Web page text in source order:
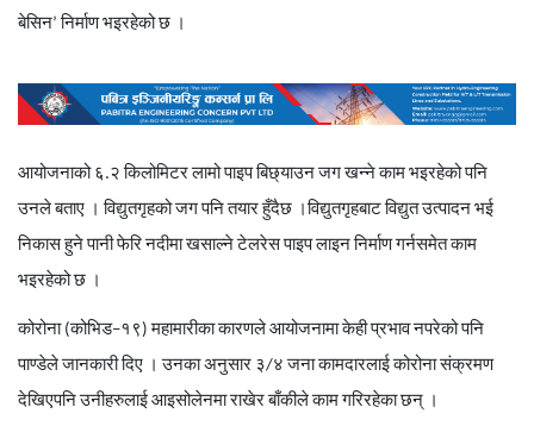
बेसिन’निर्माण भइरहेको छ ।
आयोजनाको ६ .२ किलोमिटर लामो पाइप बिछ्याउन जग खन्ने काम भइरहेको पनि
उनले बताए विद्युतगृहको जग पनि तयार हुँदैछ ।विद्युतगृहबाट विद्युत उत्पादन भई
निकास हुने पानी फेरि नदीमा खसाल्ने टेलरेस पाइप लाइन निर्माण गर्नसमेत काम
भइरहेको छ
कोरोना(कोभिड–१९ )महामारीका कारणले आयोजनामा केही प्रभाव नपरेको पनि
पाण्डेले जानकारी दिए उनका अनुसार ३/४ जना कामदारलाई कोरोना संक्रमण
देखिएपनि उनीहरुलाई आइसोलेनमा राखेर बाँकीले काम गरिरहेका छन्